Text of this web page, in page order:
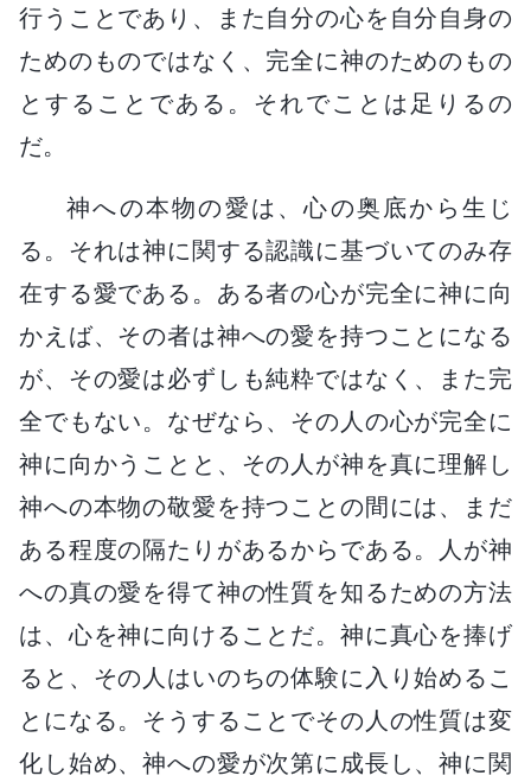
行うことであり、また自分の心を自分自身の
ためのものではなく、完全に神のためのもの
とすることである。それでことは足りるの
だ。
神への本物の愛は、心の奥底から生じ
る。それは神に関する認識に基づいてのみ存
在する愛である。ある者の心が完全に神に向
かえば、その者は神への愛を持つことになる
が、その愛は必ずしも純粋ではなく、また完
全でもない。なぜなら、その人の心が完全に
神に向かうことと、その人が神を真に理解し
神への本物の敬愛を持つことの間には、まだ
ある程度の隔たりがあるからである。人が神
への真の愛を得て神の性質を知るための方法
は、心を神に向けることだ。神に真心を捧げ
ると、その人はいのちの体験に入り始めるこ
とになる。そうすることでその人の性質は変
化し始め、神への愛が次第に成長し、神に関